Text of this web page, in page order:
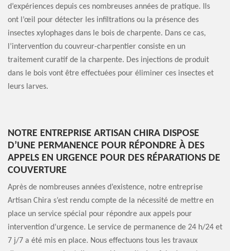
d’expériences depuis ces nombreuses années de pratique. Ils
ont l’œil pour détecter les infiltrations ou la présence des
insectes xylophages dans le bois de charpente. Dans ce cas,
l’intervention du couvreur-charpentier consiste en un
traitement curatif de la charpente. Des injections de produit
dans le bois vont être effectuées pour éliminer ces insectes et
leurs larves.
NOTRE ENTREPRISE ARTISAN CHIRA DISPOSE
D’UNE PERMANENCE POUR RÉPONDRE À DES
APPELS EN URGENCE POUR DES RÉPARATIONS DE
COUVERTURE
Après de nombreuses années d’existence, notre entreprise
Artisan Chira s’est rendu compte de la nécessité de mettre en
place un service spécial pour répondre aux appels pour
intervention d’urgence. Le service de permanence de 24 h/24 et
7 j/7 a été mis en place. Nous effectuons tous les travaux